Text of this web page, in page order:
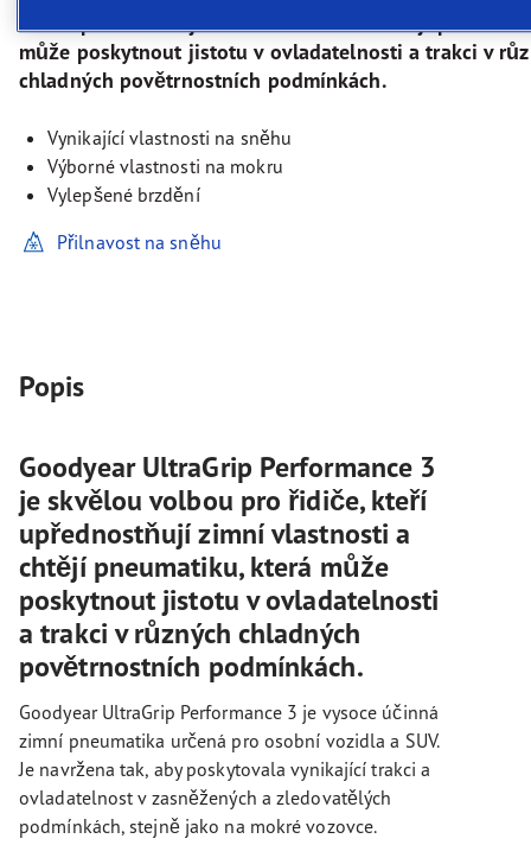
kteří upřednostňují zimní vlastnosti a chtějí
může poskytnout jistotu v ovladatelnosti a trakci v
chladných povětrnostních podmínkách.
Vynikající vlastnosti na sněhu
Výborné vlastnosti na mokru
Vylepšené brzdění
Přilnavost na sněhu
Popis
Goodyear UltraGrip Performance 3
je skvělou volbou pro řidiče, kteří
upřednostňují zimní vlastnosti a
chtějí pneumatiku, která může
poskytnout jistotu v ovladatelnosti
a trakci v různých chladných
povětrnostních podmínkách.
Goodyear UltraGrip Performance 3 je vysoce účinná
zimní pneumatika určená pro osobní vozidla a SUV.
Je navržena tak, aby poskytovala vynikající trakci a
ovladatelnost v zasněžených a zledovatělých
podmínkách, stejně jako na mokré vozovce.